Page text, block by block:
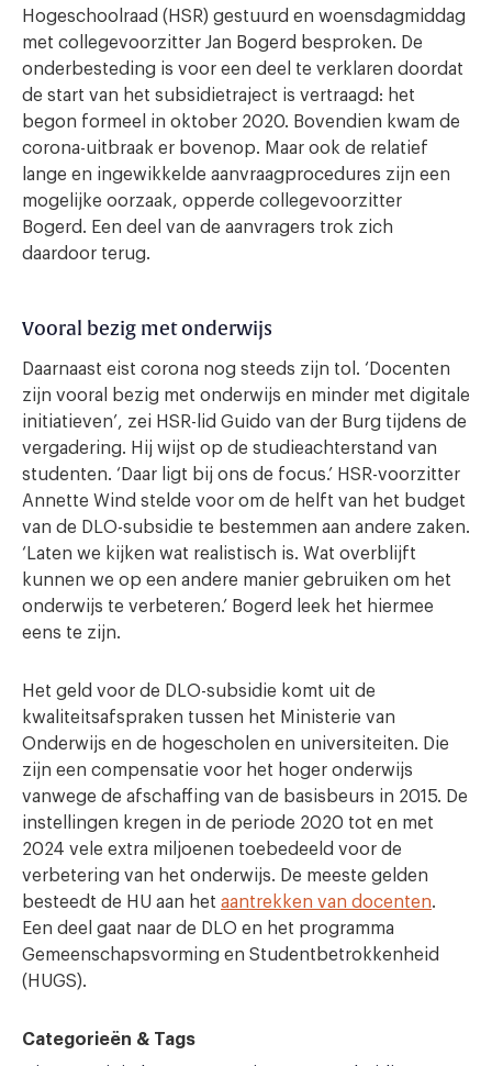
Hogeschoolraad (HSR) gestuurd en woensdagmiddag
met collegevoorzitter Jan Bogerd besproken. De
onderbesteding is voor een deel te verklaren doordat
de start van het subsidietraject is vertraagd: het
begon formeel in oktober 2020. Bovendien kwam de
corona-uitbraak er bovenop. Maar ook de relatief
lange en ingewikkelde aanvraagprocedures zijn een
mogelijke oorzaak, opperde collegevoorzitter
Bogerd. Een deel van de aanvragers trok zich
daardoor terug.
Vooral bezig met onderwijs
Daarnaast eist corona nog steeds zijn tol. ‘Docenten
zijn vooral bezig met onderwijs en minder met digitale
initiatieven’, zei HSR-lid Guido van der Burg tijdens de
vergadering. Hij wijst op de studieachterstand van
studenten. ‘Daar ligt bij ons de focus.’ HSR-voorzitter
Annette Wind stelde voor om de helft van het budget
van de DLO-subsidie te bestemmen aan andere zaken.
‘Laten we kijken wat realistisch is. Wat overblijft
kunnen we op een andere manier gebruiken om het
onderwijs te verbeteren.’ Bogerd leek het hiermee
eens te zijn.
Het geld voor de DLO-subsidie komt uit de
kwaliteitsafspraken tussen het Ministerie van
Onderwijs en de hogescholen en universiteiten. Die
zijn een compensatie voor het hoger onderwijs
vanwege de afschaffing van de basisbeurs in 2015. De
instellingen kregen in de periode 2020 tot en met
2024 vele extra miljoenen toebedeeld voor de
verbetering van het onderwijs. De meeste gelden
besteedt de HU aan het aantrekken van docenten.
Een deel gaat naar de DLO en het programma
Gemeenschapsvorming en Studentbetrokkenheid
(HUGS).
Categorieën & Tags